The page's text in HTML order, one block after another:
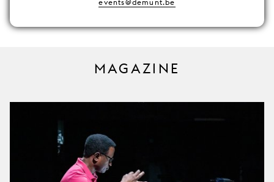
events@demunt.be
MAGAZINE